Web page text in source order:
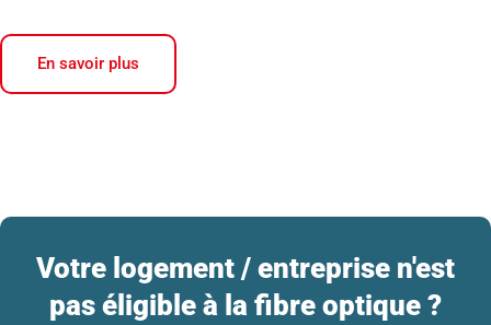
En savoir plus
Votre logement / entreprise n'est
pas éligible à la fibre optique ?